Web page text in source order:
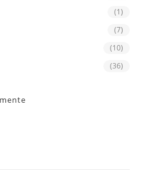
(1)
(7)
(10)
(36)